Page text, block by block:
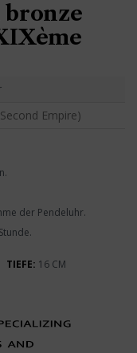
bronze
Empire)
der Pendeluhr.
TIEFE: 16 CM